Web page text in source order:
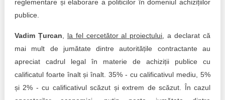
reglementare și elaborare a politicilor în domeniul achizițiilor
publice.
Vadim Țurcan la fel cercetător al proiectului , a declarat că
mai mult de jumătate dintre autoritățile contractante au
apreciat cadrul legal în materie de achiziții publice cu
calificatul foarte înalt și înalt. 35% - cu calificativul mediu, 5%
și 2% - cu calificativul scăzut și extrem de scăzut. În cazul